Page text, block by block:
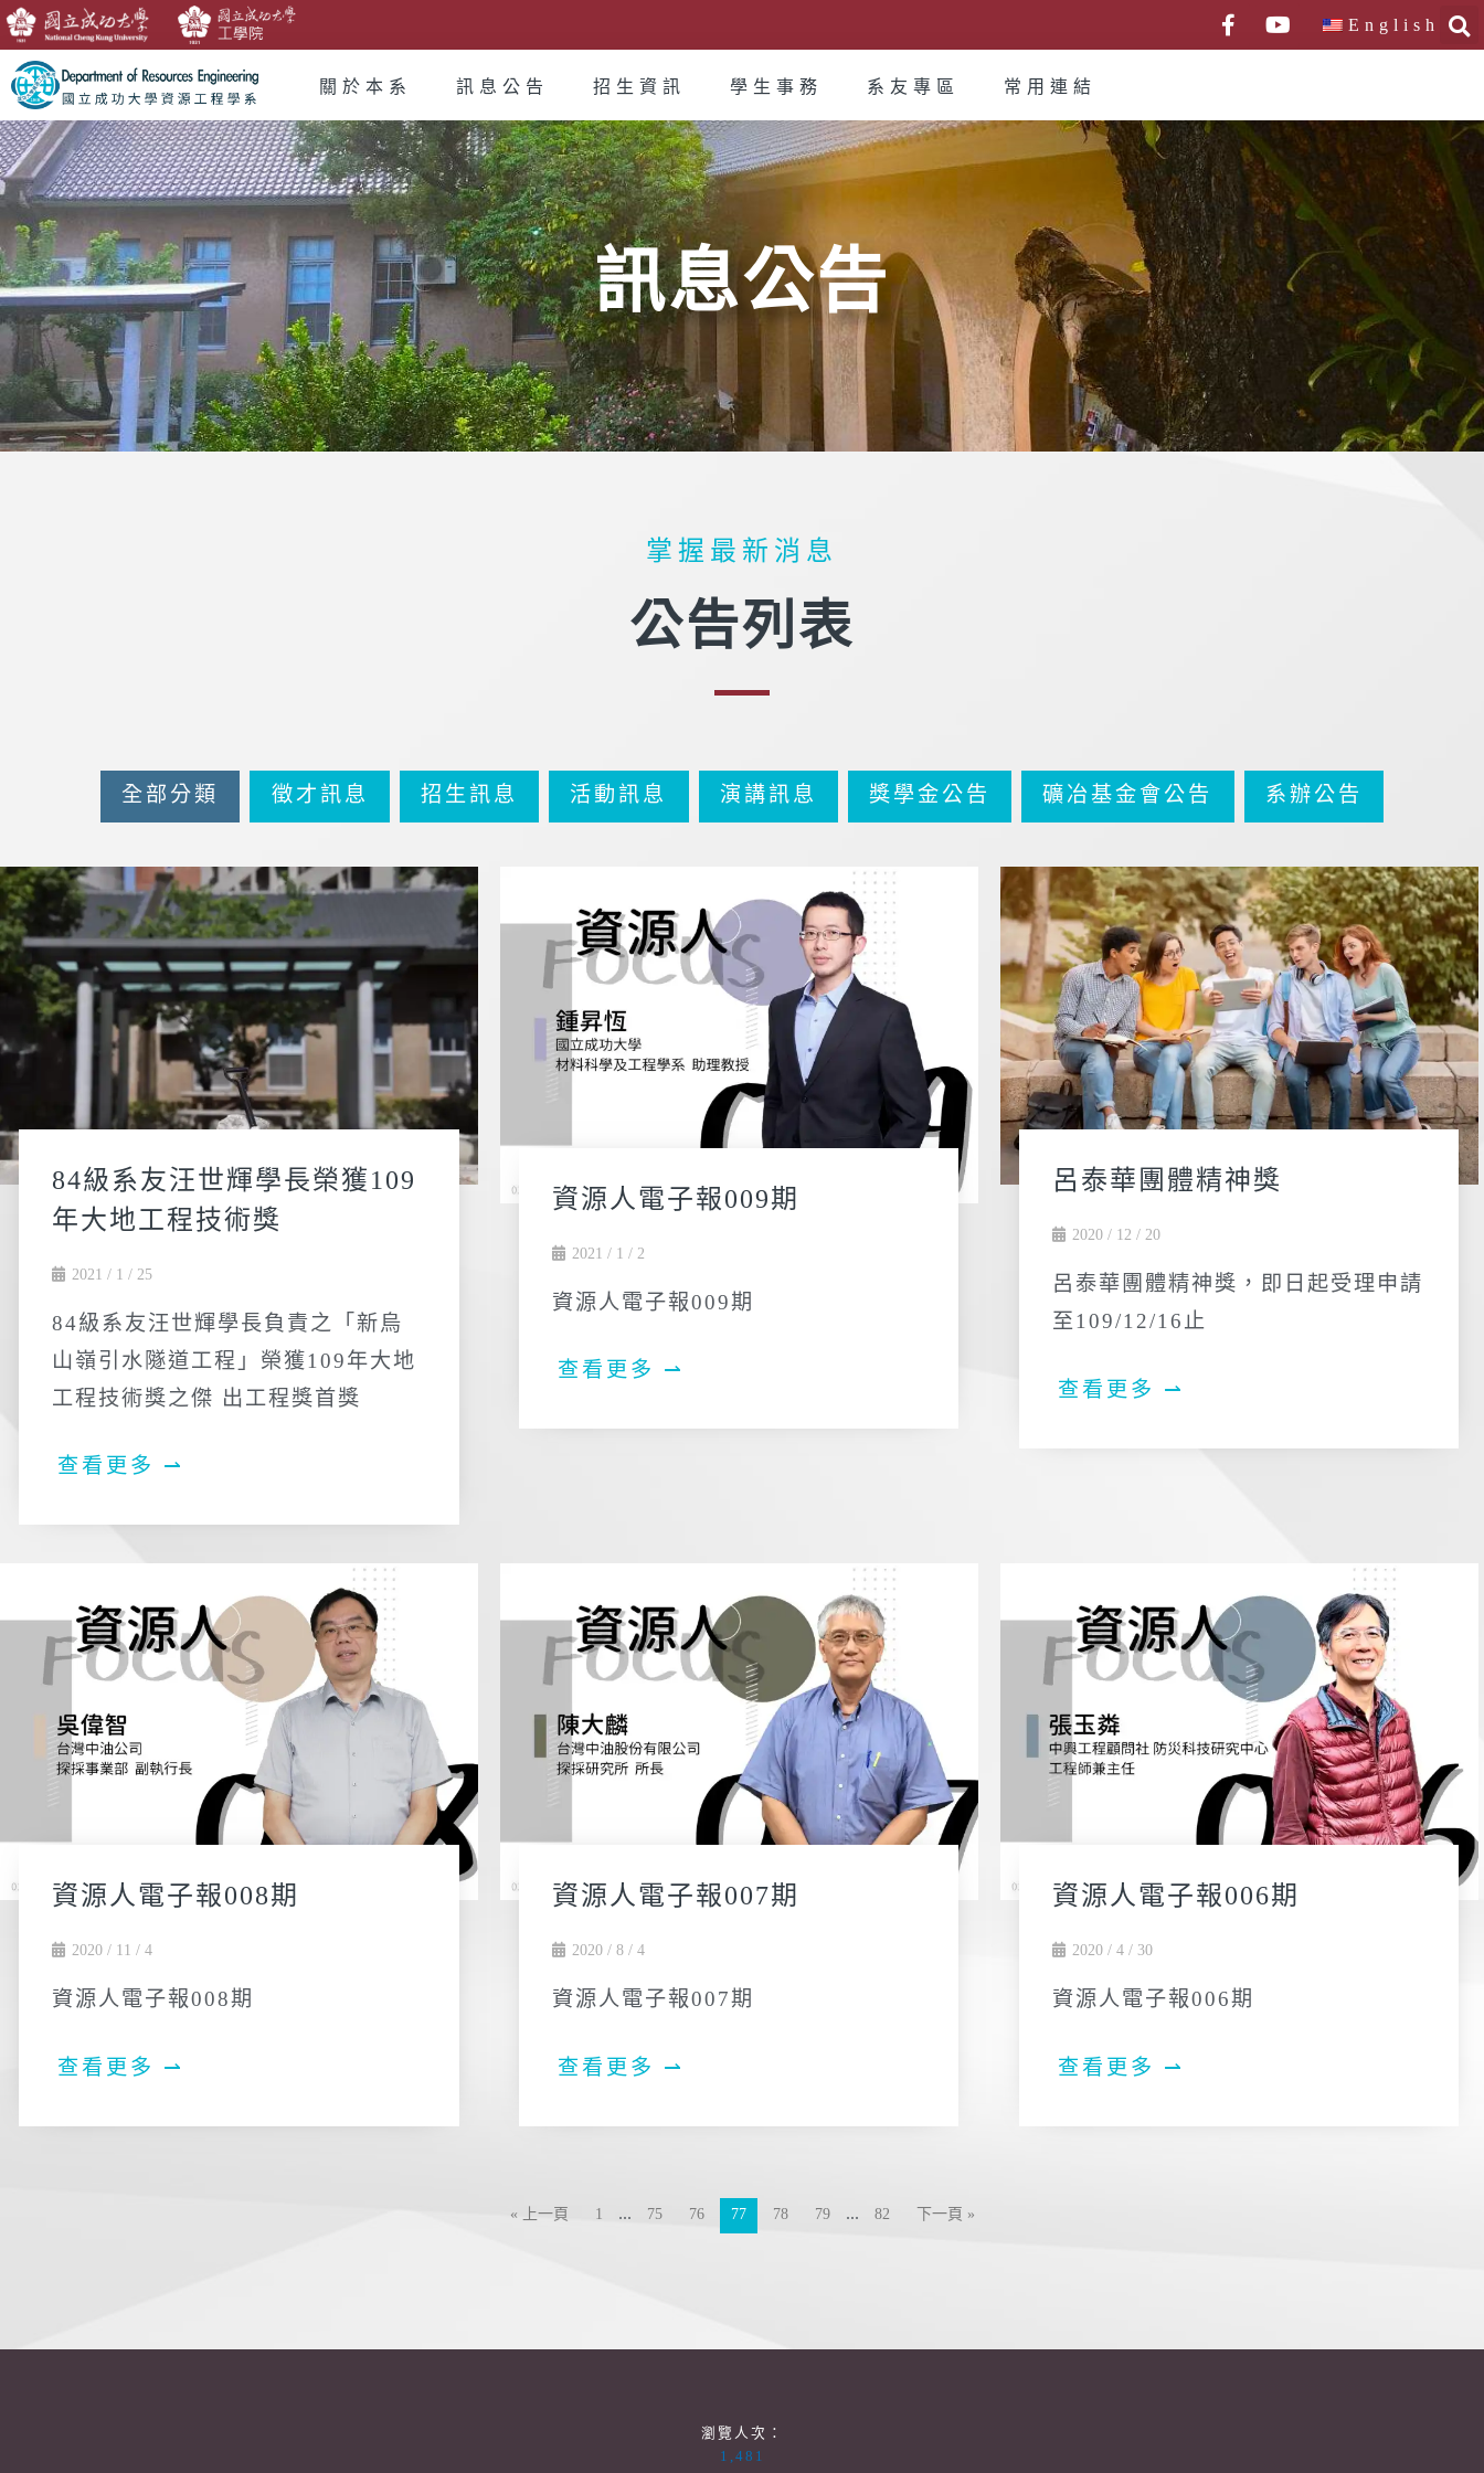
English
關於本系 訊息公告 招生資訊 學生事務 系友專區 常用連結
訊息公告
掌握最新消息
公告列表
全部分類 徵才訊息 招生訊息 活動訊息 演講訊息 獎學金公告 礦冶基金會公告 系辦公告
84級系友汪世輝學長榮獲109
年大地工程技術獎
2021 / 1 / 25
84級系友汪世輝學長負責之「新烏
山嶺引水隧道工程」榮獲109年大地
工程技術獎之傑 出工程獎首獎
查看更多 ⇀
資源人電子報009期
2021 / 1 / 2
資源人電子報009期
查看更多 ⇀
呂泰華團體精神獎
2020 / 12 / 20
呂泰華團體精神獎，即日起受理申請
至109/12/16止
查看更多 ⇀
資源人電子報008期
2020 / 11 / 4
資源人電子報008期
查看更多 ⇀
資源人電子報007期
2020 / 8 / 4
資源人電子報007期
查看更多 ⇀
資源人電子報006期
2020 / 4 / 30
資源人電子報006期
查看更多 ⇀
« 上一頁 1 ... 75 76 77 78 79 ... 82 下一頁 »
瀏覽人次：
1,481